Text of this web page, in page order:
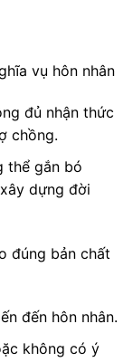
vụ hôn nhân
đủ nhận thức
chồng.
thể gắn bó
dựng đời
đúng bản chất
đến hôn nhân.
không có ý